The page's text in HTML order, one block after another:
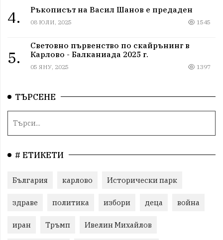
4. Ръкописът на Васил Шанов е предаден
08 ЮЛИ, 2025 1545
5.
Световно първенство по скайрънинг в
Карлово - Балканиада 2025 г.
05 ЯНУ, 2025 1397
ТЪРСЕНЕ
# ЕТИКЕТИ
България карлово Исторически парк
здраве политика избори деца война
иран Тръмп Ивелин Михайлов